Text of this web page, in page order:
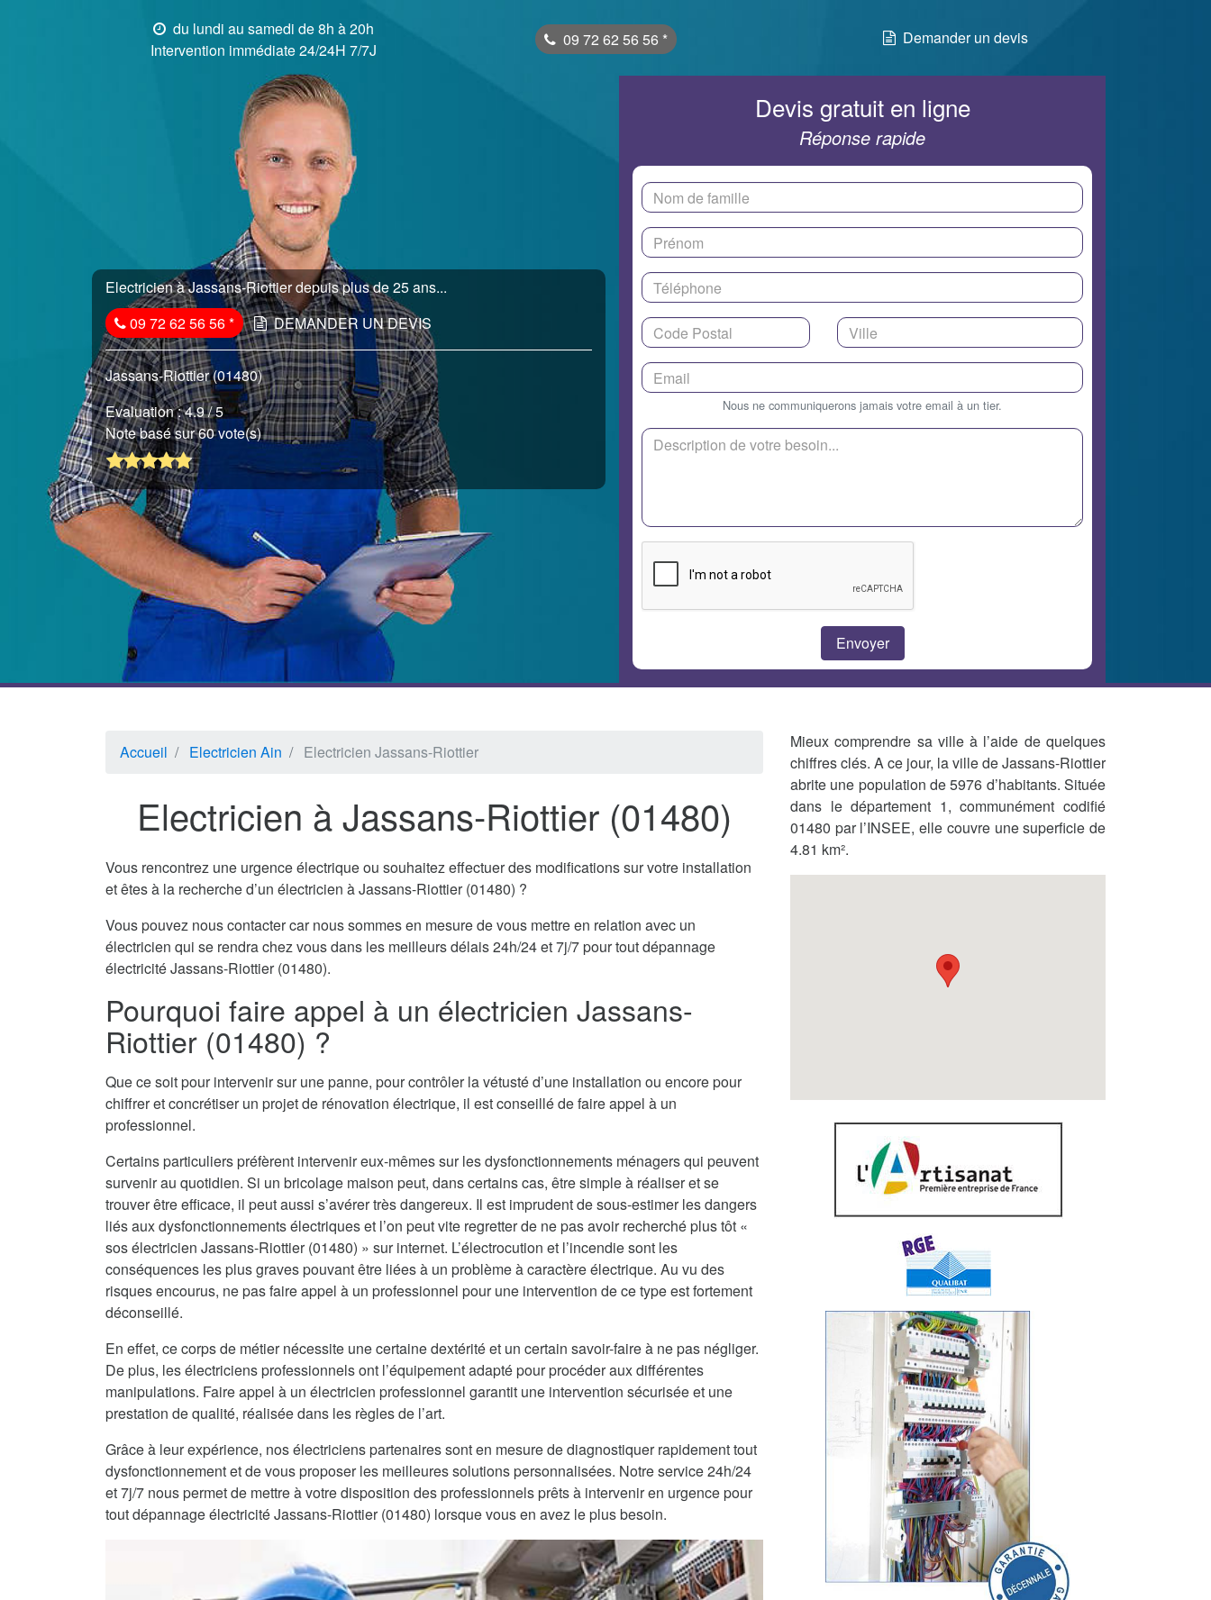
du lundi au samedi de 8h à 20h
Intervention immédiate 24/24H 7/7J
09 72 62 56 56 * Demander un devis
Electricien à Jassans-Riottier depuis plus de 25 ans...
09 72 62 56 56* DEMANDER UN DEVIS
Jassans-Riottier (01480)
Evaluation :4.9/ 5
Note basé sur 60 vote(s)
Devis gratuit en ligne
Réponse rapide
Nous ne communiquerons jamais votre email à un tier.
Accueil Electricien Ain Electricien Jassans-Riottier
Electricien à Jassans-Riottier (01480)
Vous rencontrez une urgence électrique ou souhaitez effectuer des modifications sur votre installation
et êtes à la recherche d’un électricien à Jassans-Riottier (01480) ?
Vous pouvez nous contacter car nous sommes en mesure de vous mettre en relation avec un
électricien qui se rendra chez vous dans les meilleurs délais 24h/24 et 7j/7 pour tout dépannage
électricité Jassans-Riottier (01480).
Pourquoi faire appel à un électricien Jassans-
Riottier (01480) ?
Que ce soit pour intervenir sur une panne, pour contrôler la vétusté d’une installation ou encore pour
chiffrer et concrétiser un projet de rénovation électrique, il est conseillé de faire appel à un
professionnel.
Certains particuliers préfèrent intervenir eux-mêmes sur les dysfonctionnements ménagers qui peuvent
survenir au quotidien. Si un bricolage maison peut, dans certains cas, être simple à réaliser et se
trouver être efficace, il peut aussi s’avérer très dangereux. Il est imprudent de sous-estimer les dangers
liés aux dysfonctionnements électriques et l’on peut vite regretter de ne pas avoir recherché plus tôt «
sos électricien Jassans-Riottier (01480) » sur internet. L’électrocution et l’incendie sont les
conséquences les plus graves pouvant être liées à un problème à caractère électrique. Au vu des
risques encourus, ne pas faire appel à un professionnel pour une intervention de ce type est fortement
déconseillé.
En effet, ce corps de métier nécessite une certaine dextérité et un certain savoir-faire à ne pas négliger.
De plus, les électriciens professionnels ont l’équipement adapté pour procéder aux différentes
manipulations. Faire appel à un électricien professionnel garantit une intervention sécurisée et une
prestation de qualité, réalisée dans les règles de l’art.
Grâce à leur expérience, nos électriciens partenaires sont en mesure de diagnostiquer rapidement tout
dysfonctionnement et de vous proposer les meilleures solutions personnalisées. Notre service 24h/24
et 7j/7 nous permet de mettre à votre disposition des professionnels prêts à intervenir en urgence pour
tout dépannage électricité Jassans-Riottier (01480) lorsque vous en avez le plus besoin.
Mieux comprendre sa ville à l’aide de quelques
chiffres clés. A ce jour, la ville de Jassans-Riottier
abrite une population de 5976 d’habitants. Située
dans le département 1, communément codifié
01480 par l’INSEE, elle couvre une superficie de
4.81 km².